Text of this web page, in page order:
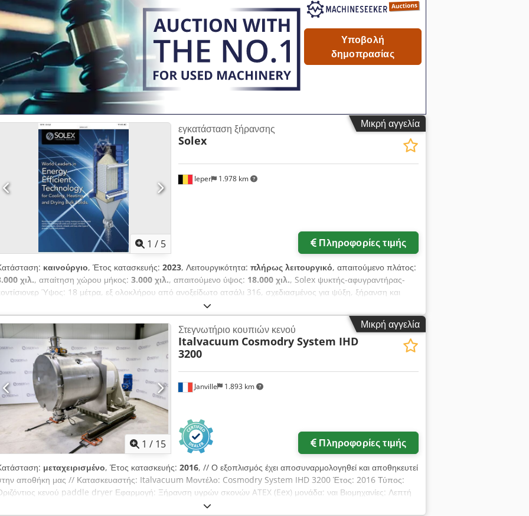
Υποβολή
δημοπρασίας
Μικρή αγγελία
1 / 5
Ieper 1.978 km
εγκατάσταση ξήρανσης
Solex
Πληροφορίες τιμής
καινούργιο, Έτος κατασκευής: 2023, Λειτουργικότητα: πλήρως λειτουργικό, απαιτούμενο πλάτος:
χιλ., απαίτηση χώρου μήκος: 3.000 χιλ., απαιτούμενο ύψος: 18.000 χιλ., Solex ψυκτής-αφυγραντήρας-
Ύψος: 18 μέτρα, εξ ολοκλήρου από ανοξείδωτο ατσάλι 316, σχεδιασμένος για ψύξη, ξήρανση και
κοκκωδών υλικών τροφίμων, λιπασμάτων και πλαστικών. Ικανότητα: 18 τόνους ανά ώρα.
D Nhefx Af Rea
Μικρή αγγελία
1 / 15
Janville 1.893 km
Στεγνωτήριο κουπιών κενού
Italvacuum Cosmodry System IHD
3200
Πληροφορίες τιμής
μεταχειρισμένο, Έτος κατασκευής: 2016, // Ο εξοπλισμός έχει αποσυναρμολογηθεί και αποθηκευτεί
αποθήκη μας // Κατασκευαστής: Italvacuum Μοντέλο: Cosmodry System IHD 3200 Έτος: 2016 Τύπος:
κενού paddle dryer Εφαρμογή: Ξήρανση υγρών σκονών ATEX (Eex) μονάδα: ναι Βιομηχανίες: Λεπτή
φαρμακευτικά προϊόντα (API), ενδιάμεσα προϊόντα A) Ανάδευση: Ομοκεντρικός αναδευτήρας με